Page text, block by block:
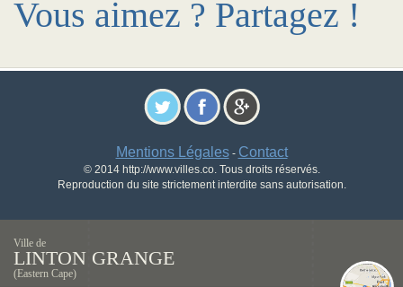
Vous aimez ? Partagez !
Mentions Légales- Contact
© 2014 http://www.villes.co. Tous droits réservés.
Reproduction du site strictement interdite sans autorisation.
Ville de
LINTON GRANGE
(Eastern Cape)